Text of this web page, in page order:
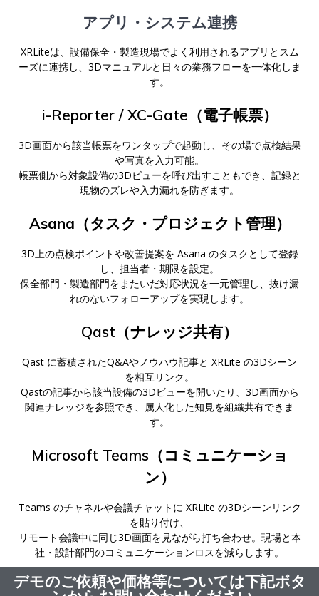
アプリ・システム連携
XRLiteは、設備保全・製造現場でよく利用されるアプリとスム
ーズに連携し、 3Dマニュアルと日々の業務フローを一体化しま
す。
i-Reporter /XC-Gate （電子帳票）
3D画面から該当帳票をワンタップで起動し、その場で点検結果
や写真を入力可能。
帳票側から対象設備の3Dビューを呼び出すこともでき、記録と
現物のズレや入力漏れを防ぎます。
Asana （タスク・プロジェクト管理）
3D上の点検ポイントや改善提案を Asana のタスクとして登録
し、担当者・期限を設定。
保全部門・製造部門をまたいだ対応状況を一元管理し、抜け漏
れのないフォローアップを実現します。
Qast （ナレッジ共有）
Qast に蓄積されたQ&Aやノウハウ記事と XRLite の3Dシーン
を相互リンク。
Qastの記事から該当設備の3Dビューを開いたり、3D画面から
関連ナレッジを参照でき、属人化した知見を組織共有できま
す。
Microsoft Teams（コミュニケーショ
ン）
Teams のチャネルや会議チャットに XRLite の3Dシーンリンク
を貼り付け、
リモート会議中に同じ3D画面を見ながら打ち合わせ。現場と本
社・設計部門のコミュニケーションロスを減らします。
デモのご依頼や価格等については下記ボタ